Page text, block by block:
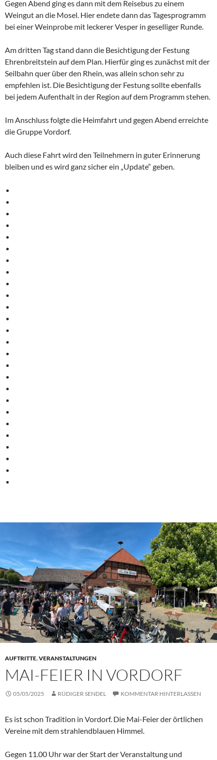
Gegen Abend ging es dann mit dem Reisebus zu einem
Weingut an die Mosel. Hier endete dann das Tagesprogramm
bei einer Weinprobe mit leckerer Vesper in geselliger Runde.
Am dritten Tag stand dann die Besichtigung der Festung
Ehrenbreitstein auf dem Plan. Hierfür ging es zunächst mit der
Seilbahn quer über den Rhein, was allein schon sehr zu
empfehlen ist. Die Besichtigung der Festung sollte ebenfalls
bei jedem Aufenthalt in der Region auf dem Programm stehen.
Im Anschluss folgte die Heimfahrt und gegen Abend erreichte
die Gruppe Vordorf.
Auch diese Fahrt wird den Teilnehmern in guter Erinnerung
bleiben und es wird ganz sicher ein „Update“ geben.
AUFTRITTE,VERANSTALTUNGEN
MAI-FEIER IN VORDORF
05/05/2025 RÜDIGER SENDEL KOMMENTAR HINTERLASSEN
Es ist schon Tradition in Vordorf. Die Mai-Feier der örtlichen
Vereine mit dem strahlendblauen Himmel.
Gegen 11.00 Uhr war der Start der Veranstaltung und